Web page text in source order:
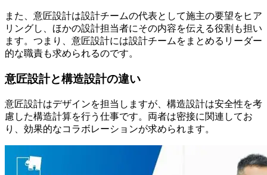
また、意匠設計は設計チームの代表として施主の要望をヒア
リングし、ほかの設計担当者にその内容を伝える役割も担い
ます。つまり、意匠設計には設計チームをまとめるリーダー
的な職責も求められるのです。
意匠設計と構造設計の違い
意匠設計はデザインを担当しますが、構造設計は安全性を考
慮した構造計算を行う仕事です。両者は密接に関連してお
り、効果的なコラボレーションが求められます。